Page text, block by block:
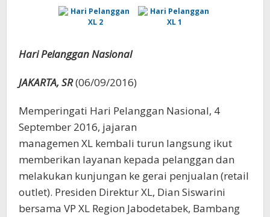
Hari Pelanggan Nasional
JAKARTA, SR(06/09/2016)
Memperingati Hari Pelanggan Nasional, 4
September 2016, jajaran
managemen XL kembali turun langsung ikut
memberikan layanan kepada pelanggan dan
melakukan kunjungan ke gerai penjualan (retail
outlet). Presiden Direktur XL, Dian Siswarini
bersama VP XL Region Jabodetabek, Bambang